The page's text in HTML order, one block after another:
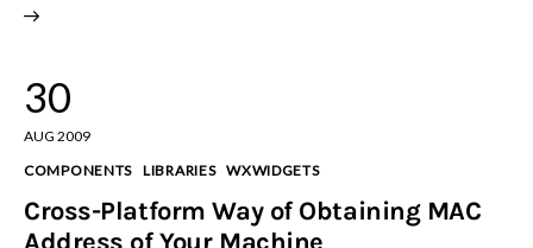
30
AUG 2009
COMPONENTS LIBRARIES WXWIDGETS
Cross-Platform Way of Obtaining MAC